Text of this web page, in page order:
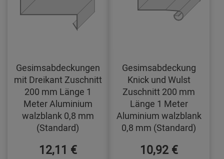
Gesimsabdeckungen
mit Dreikant Zuschnitt
200 mm Länge 1
Meter Aluminium
walzblank 0,8 mm
(Standard)
12,11 €
Gesimsabdeckung
Knick und Wulst
Zuschnitt 200 mm
Länge 1 Meter
Aluminium walzblank
0,8 mm (Standard)
10,92 €